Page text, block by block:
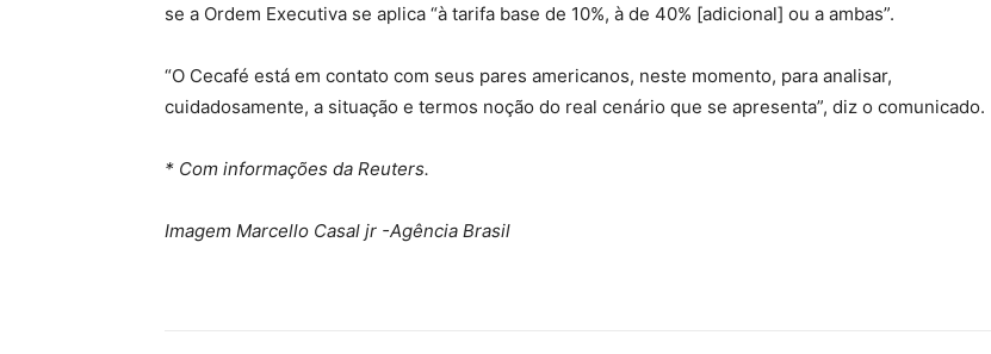
se a Ordem Executiva se aplica “à tarifa base de 10%, à de 40% [adicional] ou a ambas”.
“O Cecafé está em contato com seus pares americanos, neste momento, para analisar,
cuidadosamente, a situação e termos noção do real cenário que se apresenta”, diz o comunicado.
* Com informações da Reuters.
Imagem Marcello Casal jr -Agência Brasil